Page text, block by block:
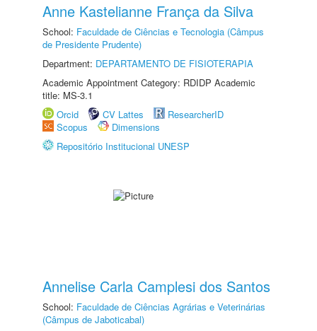
Anne Kastelianne França da Silva
School: Faculdade de Ciências e Tecnologia (Câmpus
de Presidente Prudente)
Department: DEPARTAMENTO DE FISIOTERAPIA
Academic Appointment Category: RDIDP Academic
title: MS-3.1
Orcid
CV Lattes
ResearcherID
Scopus
Dimensions
Repositório Institucional UNESP
Annelise Carla Camplesi dos Santos
School: Faculdade de Ciências Agrárias e Veterinárias
(Câmpus de Jaboticabal)